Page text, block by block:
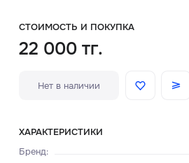
СТОИМОСТЬ И ПОКУПКА
22 000 тг.
Нет в наличии
ХАРАКТЕРИСТИКИ
Бренд:
О нас